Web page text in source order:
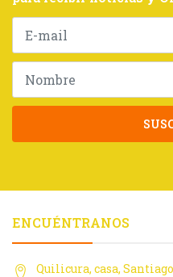
ENCUÉNTRANOS
Quilicura, casa,